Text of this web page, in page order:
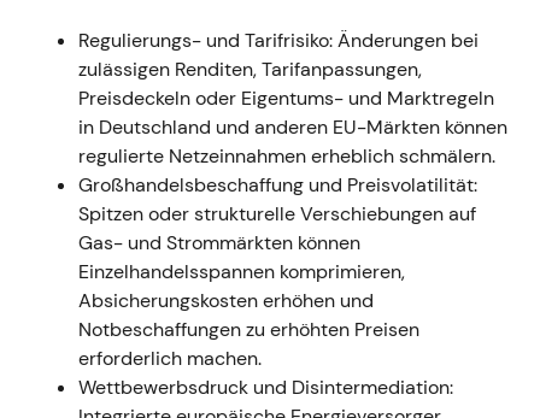
auf höhere regulatorische Renditen zu setzen. -
Charttechnik:Kursdruck, Rücksetzer und erhöhte
Volatilität bei regulierten Versorgern, da der Markt
langfristige regulierte Cashflows neu bepreiste.
---
2022 — Energiemarktschock und stärkere
Fokussierung auf Netzinfrastruktur
Ereignis:
Der europäische Energiemarktschock
und die anschließende politische und
regulatorische Debatte verstärkten den
strategischen Bedarf an Netzinvestitionen und
Regulierungs- und Tarifrisiko: Änderungen bei
zulässigen Renditen, Tarifanpassungen,
Preisdeckeln oder Eigentums- und Marktregeln
in Deutschland und anderen EU-Märkten können
regulierte Netzeinnahmen erheblich schmälern.
Großhandelsbeschaffung und Preisvolatilität:
Spitzen oder strukturelle Verschiebungen auf
Gas- und Strommärkten können
Einzelhandelsspannen komprimieren,
Absicherungskosten erhöhen und
Notbeschaffungen zu erhöhten Preisen
erforderlich machen.
Wettbewerbsdruck und Disintermediation: